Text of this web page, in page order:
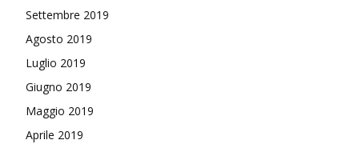
Settembre 2019
Agosto 2019
Luglio 2019
Giugno 2019
Maggio 2019
Aprile 2019